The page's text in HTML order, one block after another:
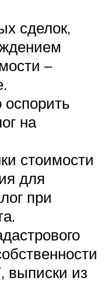
сделок,
–
на
стоимости
для
при
выписки из